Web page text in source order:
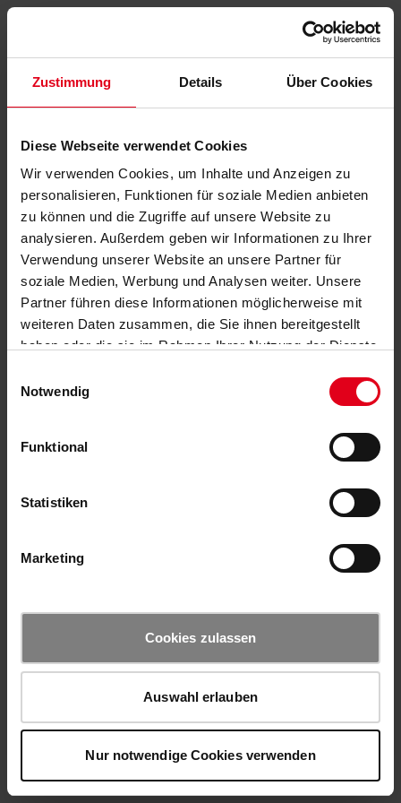
Zustimmung Details Über Cookies
Diese Webseite verwendet Cookies
Wir verwenden Cookies, um Inhalte und Anzeigen zu
personalisieren, Funktionen für soziale Medien anbieten
zu können und die Zugriffe auf unsere Website zu
analysieren. Außerdem geben wir Informationen zu Ihrer
Verwendung unserer Website an unsere Partner für
soziale Medien, Werbung und Analysen weiter. Unsere
Partner führen diese Informationen möglicherweise mit
weiteren Daten zusammen, die Sie ihnen bereitgestellt
haben oder die sie im Rahmen Ihrer Nutzung der Dienste
Notwendig
Funktional
Statistiken
Marketing
Cookies zulassen
Auswahl erlauben
Nur notwendige Cookies verwenden